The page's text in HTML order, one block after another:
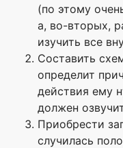
(по этому
а, во-вторых,
изучить все
Составить
определит
действия ему
должен
Приобрести
случилась